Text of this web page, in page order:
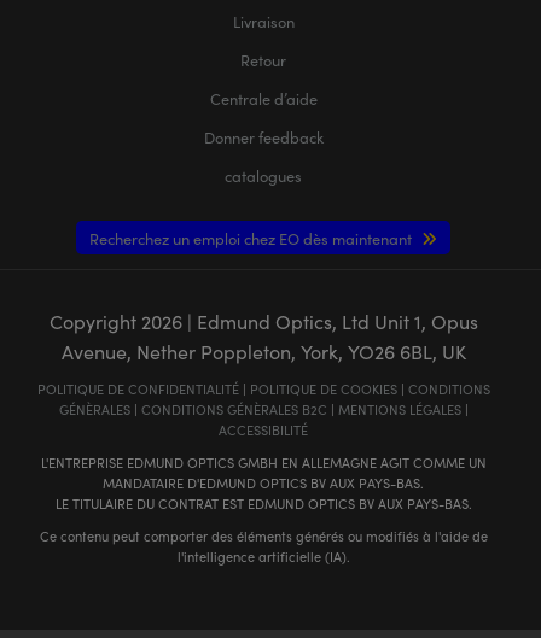
Livraison
Retour
Centrale d’aide
Donner feedback
catalogues
Recherchez un emploi chez EO dès maintenant
Copyright 2026| Edmund Optics, Ltd Unit 1, Opus
Avenue, Nether Poppleton, York, YO26 6BL, UK
POLITIQUE DE CONFIDENTIALITÉ| POLITIQUE DE COOKIES| CONDITIONS
GÉNÈRALES| CONDITIONS GÉNÈRALES B2C | MENTIONS LÉGALES|
ACCESSIBILITÉ
L'ENTREPRISE EDMUND OPTICS GMBH EN ALLEMAGNE AGIT COMME UN
MANDATAIRE D'EDMUND OPTICS BV AUX PAYS-BAS.
LE TITULAIRE DU CONTRAT EST EDMUND OPTICS BV AUX PAYS-BAS.
Ce contenu peut comporter des éléments générés ou modifiés à l'aide de
l'intelligence artificielle (IA).